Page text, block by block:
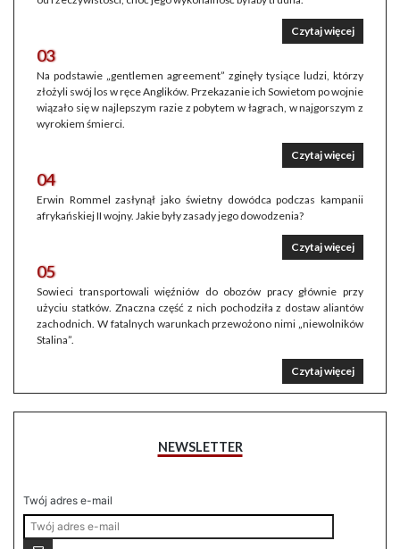
Czytaj więcej
03
Na podstawie „gentlemen agreement” zginęły tysiące ludzi, którzy
złożyli swój los w ręce Anglików. Przekazanie ich Sowietom po wojnie
wiązało się w najlepszym razie z pobytem w łagrach, w najgorszym z
wyrokiem śmierci.
Czytaj więcej
04
Erwin Rommel zasłynął jako świetny dowódca podczas kampanii
afrykańskiej II wojny. Jakie były zasady jego dowodzenia?
Czytaj więcej
05
Sowieci transportowali więźniów do obozów pracy głównie przy
użyciu statków. Znaczna część z nich pochodziła z dostaw aliantów
zachodnich. W fatalnych warunkach przewożono nimi „niewolników
Stalina”.
Czytaj więcej
NEWSLETTER
Twój adres e-mail